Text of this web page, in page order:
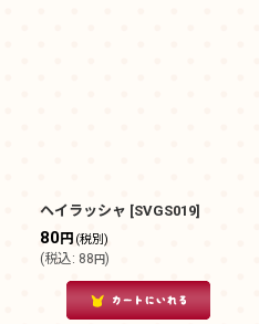
ヘイラッシャ [SVGS019]
80円 (税別)
(税込: 88円)